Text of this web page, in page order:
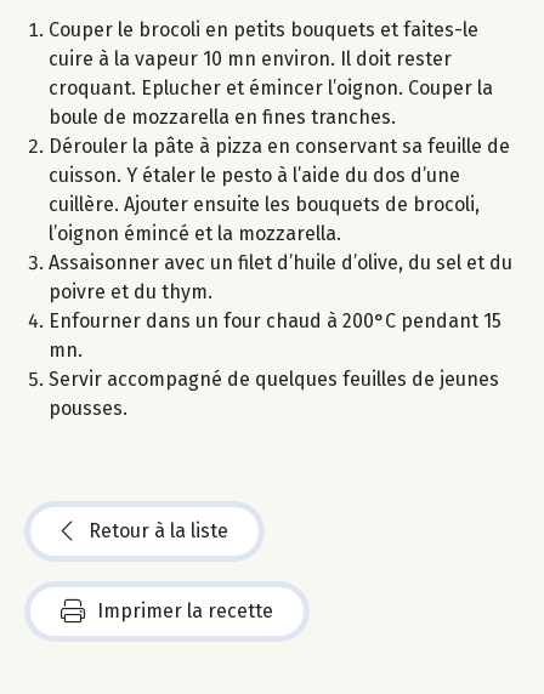
Couper le brocoli en petits bouquets et faites-le
cuire à la vapeur 10 mn environ. Il doit rester
croquant. Eplucher et émincer l’oignon. Couper la
boule de mozzarella en fines tranches.
Dérouler la pâte à pizza en conservant sa feuille de
cuisson. Y étaler le pesto à l’aide du dos d’une
cuillère. Ajouter ensuite les bouquets de brocoli,
l’oignon émincé et la mozzarella.
Assaisonner avec un filet d’huile d’olive, du sel et du
poivre et du thym.
Enfourner dans un four chaud à 200°C pendant 15
mn.
Servir accompagné de quelques feuilles de jeunes
pousses.
Retour à la liste
Imprimer la recette